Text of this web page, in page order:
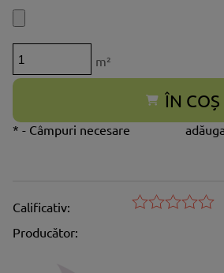
m²
ÎN COȘ
* - Câmpuri necesare
Calificativ:
Producător: